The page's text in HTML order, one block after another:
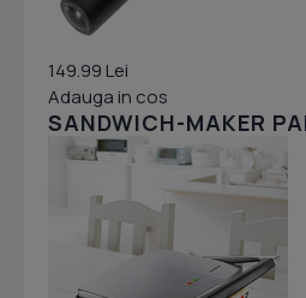
149.99 Lei
Adauga in cos
SANDWICH-MAKER